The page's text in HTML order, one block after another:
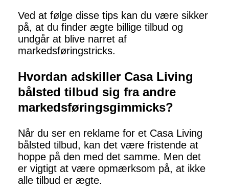
Ved at følge disse tips kan du være sikker
på, at du finder ægte billige tilbud og
undgår at blive narret af
markedsføringstricks.
Hvordan adskiller Casa Living
bålsted tilbud sig fra andre
markedsføringsgimmicks?
Når du ser en reklame for et Casa Living
bålsted tilbud, kan det være fristende at
hoppe på den med det samme. Men det
er vigtigt at være opmærksom på, at ikke
alle tilbud er ægte.